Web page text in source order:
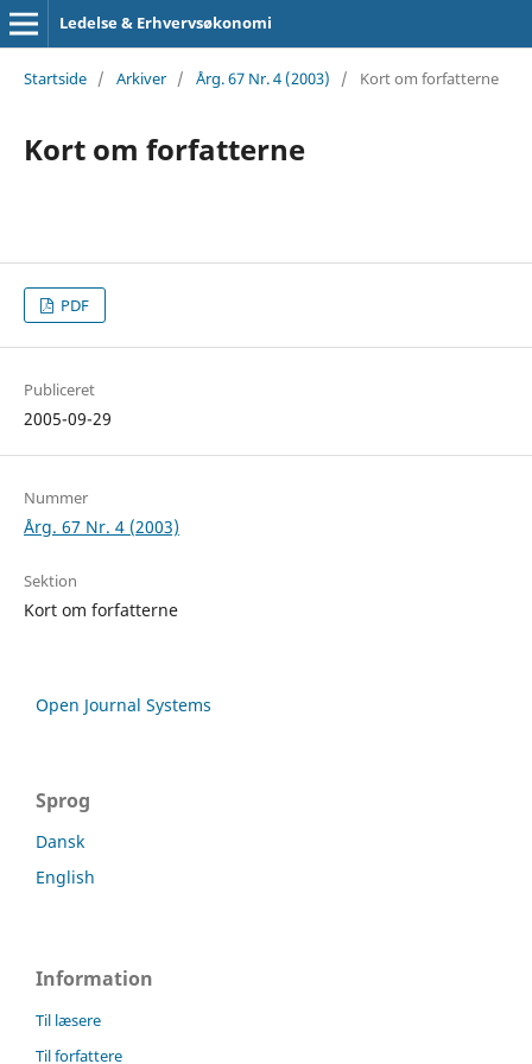
Ledelse & Erhvervsøkonomi
Startside / Arkiver / Årg. 67 Nr. 4 (2003) / Kort om forfatterne
Kort om forfatterne
PDF
Publiceret
2005-09-29
Nummer
Årg. 67 Nr. 4 (2003)
Sektion
Kort om forfatterne
Open Journal Systems
Sprog
Dansk
English
Information
Til læsere
Til forfattere